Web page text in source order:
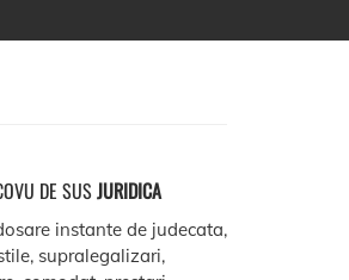
DE SUSJURIDICA
instante de judecata,
supralegalizari,